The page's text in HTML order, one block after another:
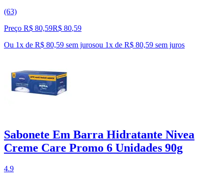
(63)
Preço R$ 80,59R$ 80,59
Ou 1x de R$ 80,59 sem jurosou 1x de R$ 80,59 sem juros
Sabonete Em Barra Hidratante Nivea
Creme Care Promo 6 Unidades 90g
4.9